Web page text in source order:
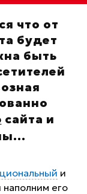
что от
будет
быть
сайта и
...
и
наполним его